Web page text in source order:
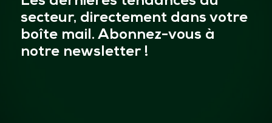
secteur, directement dans votre
boîte mail. Abonnez-vous à
notre newsletter !